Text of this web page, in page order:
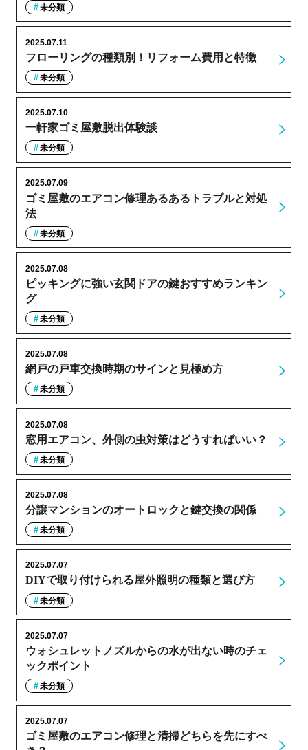
未分類
フローリングの種類別！リフォーム費用と特徴
2025.07.11
未分類
一軒家ゴミ屋敷脱出体験談
2025.07.10
未分類
ゴミ屋敷のエアコン修理あるあるトラブルと対処
法
2025.07.09
未分類
ピッキングに強い玄関ドアの鍵おすすめランキン
グ
2025.07.08
未分類
網戸の戸車交換時期のサインと見極め方
2025.07.08
未分類
窓用エアコン、外側の虫対策はどうすればいい？
2025.07.08
未分類
分譲マンションのオートロックと鍵交換の関係
2025.07.08
未分類
DIYで取り付けられる屋外照明の種類と選び方
2025.07.07
未分類
ウォシュレットノズルからの水が出ない時のチェ
ックポイント
2025.07.07
未分類
ゴミ屋敷のエアコン修理と清掃どちらを先にすべ
2025.07.07